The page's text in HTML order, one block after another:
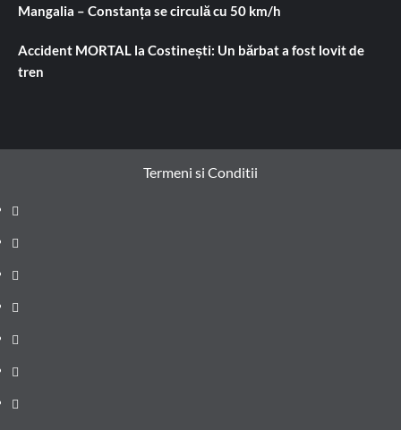
Mangalia – Constanța se circulă cu 50 km/h
Accident MORTAL la Costinești: Un bărbat a fost lovit de
tren
Termeni si Conditii
Prima
pagină
Știri
de
ultima
Administrație
locală
Actualitate
Justiție
Cultura
Sănătate